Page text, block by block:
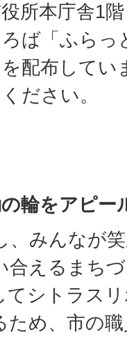
所本庁舎1
ば「ふらっ
配布してい
ださい。
輪をアピー
、みんなが
合えるまち
てシトラス
ため、市の